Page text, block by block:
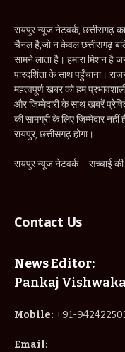
रायपुर न्यूज नेटवर्क, छत्तीसगढ़
चैनल है,जो न केवल छत्तीसगढ़
सामने लाता है। हमारा मिशन है
पारदर्शिता के साथ पहुँचाना।
महत्वपूर्ण खबर को हम
और जिम्मेदारी के साथ खबरें
की सामग्री के लिए जिम्मेदार
रायपुर, छत्तीसगढ़ होगा।
रायपुर न्यूज नेटवर्क – सच्चाई
Contact Us
News Editor:
Pankaj
Mobile: +91-
Email: